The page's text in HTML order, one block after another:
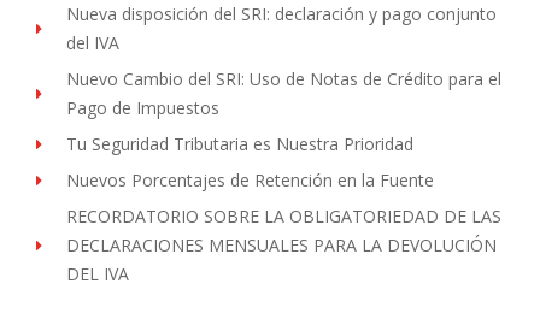
Nueva disposición del SRI: declaración y pago conjunto
del IVA
Nuevo Cambio del SRI: Uso de Notas de Crédito para el
Pago de Impuestos
Tu Seguridad Tributaria es Nuestra Prioridad
Nuevos Porcentajes de Retención en la Fuente
RECORDATORIO SOBRE LA OBLIGATORIEDAD DE LAS
DECLARACIONES MENSUALES PARA LA DEVOLUCIÓN
DEL IVA